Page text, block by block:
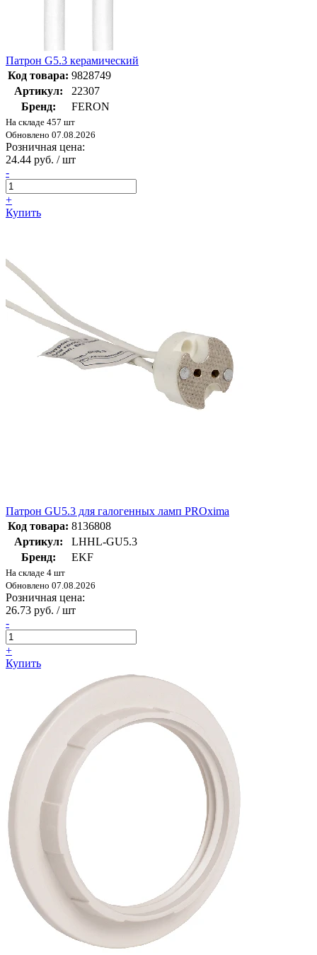
Патрон G5.3 керамический
Код товара: 9828749
Артикул:
22307
Бренд:
FERON
На складе 457 шт
Обновлено 07.08.2026
Розничная цена:
24.44 руб. / шт
-
+
Купить
Патрон GU5.3 для галогенных ламп PROxima
Код товара: 8136808
Артикул:
LHHL-GU5.3
Бренд:
EKF
На складе 4 шт
Обновлено 07.08.2026
Розничная цена:
26.73 руб. / шт
-
+
Купить